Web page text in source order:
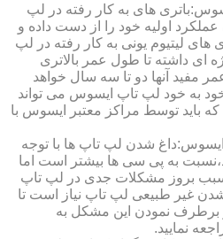
های به کار رفته در لپ
اولیه خود را از دست داده و
های لیتیوم یونی به کار رفته در لپ
ای داشته تا طول عمر بالاتری
مفید آنها دو تا سه سال خواهد
به خود لپ تاپ ایسوس می تواند
باید توسط مراکز معتبر ایسوس با
شدن لپ تاپ ها با توجه
به پی سی ها بیشتر است اما
بروز مشکلات جدی در لپ تاپ
غیر طبیعی لپ تاپ نیاز است تا
نمودن این مشکل به
نمایید.